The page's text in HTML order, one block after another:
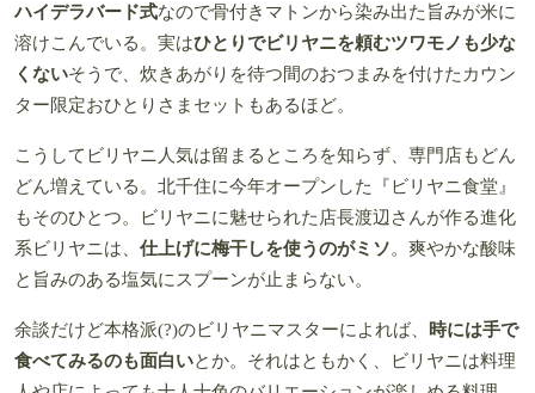
ハイデラバード式なので骨付きマトンから染み出た旨みが米に
溶けこんでいる。実はひとりでビリヤニを頼むツワモノも少な
くないそうで、炊きあがりを待つ間のおつまみを付けたカウン
ター限定おひとりさまセットもあるほど。
こうしてビリヤニ人気は留まるところを知らず、専門店もどん
どん増えている。北千住に今年オープンした『ビリヤニ食堂』
もそのひとつ。ビリヤニに魅せられた店長渡辺さんが作る進化
系ビリヤニは、 仕上げに梅干しを使うのがミソ。爽やかな酸味
と旨みのある塩気にスプーンが止まらない。
余談だけど本格派(?)のビリヤニマスターによれば、
時には手で
食べてみるのも面白いとか。それはともかく、ビリヤニは料理